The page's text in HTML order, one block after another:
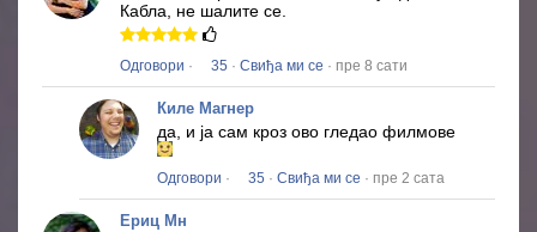
Кабла, не шалите се.
Одговори · 35 · Свиђа ми се · пре 8 сати
Киле Магнер
да, и ја сам кроз ово гледао филмове
Одговори · 35 · Свиђа ми се · пре 2 сата
Ериц Мн